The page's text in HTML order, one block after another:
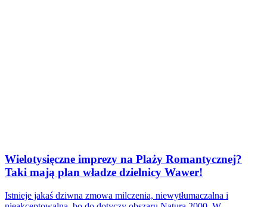
Wielotysięczne imprezy na Plaży Romantycznej?
Taki mają plan władze dzielnicy Wawer!
Istnieje jakaś dziwna zmowa milczenia, niewytłumaczalna i